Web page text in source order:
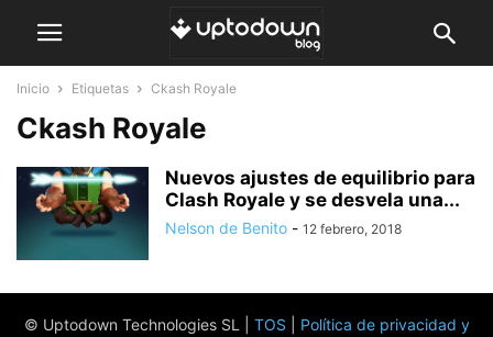
Inicio Etiquetas Ckash Royale
Ckash Royale
Nuevos ajustes de equilibrio para
Clash Royale y se desvela una...
Nelson de Benito - 12 febrero, 2018
© Uptodown Technologies SL | TOS
Política de privacidad y